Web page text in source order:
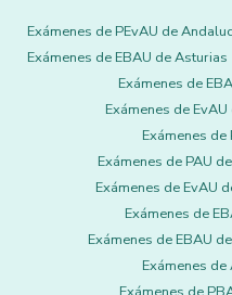
Exámenes de PEvAU de
Exámenes de EBAU de Asturias
Exámenes de
Exámenes de
Exámenes de
Exámenes de PAU
Exámenes de EvAU
Exámenes de
Exámenes de EBAU
Exámenes